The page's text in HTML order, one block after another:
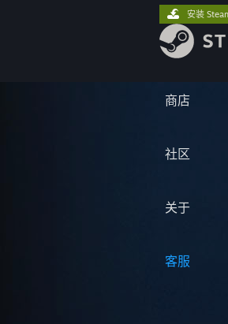
商店
社区
关于
客服
安装